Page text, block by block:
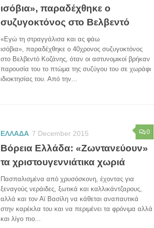
ισόβια», παραδέχθηκε ο
συζυγοκτόνος στο Βελβεντό
«Eγώ τη στραγγάλισα και ας φάω
ισόβια», παραδέχθηκε ο 40χρονος συζυγοκτόνος
στο Βελβεντό Κοζάνης, όταν οι αστυνομικοί βρήκαν
παρουσία του το πτώμα της συζύγου του σε χωράφι
ιδιοκτησίας του. Από την...
0
ΕΛΛΑΔΑ 7 December 2015
Βόρεια Ελλάδα: «Ζωντανεύουν»
τα χριστουγεννιάτικα χωριά
Πασπαλισμένα από χρυσόσκονη, έχοντας για
ξεναγούς νεράιδες, ξωτικά και καλλικάντζαρους,
αλλά και τον Αϊ Βασίλη να κάθεται αναπαυτικά
στην καρέκλα του και να περιμένει τα φρόνιμα αλλά
και λίγο πιο...